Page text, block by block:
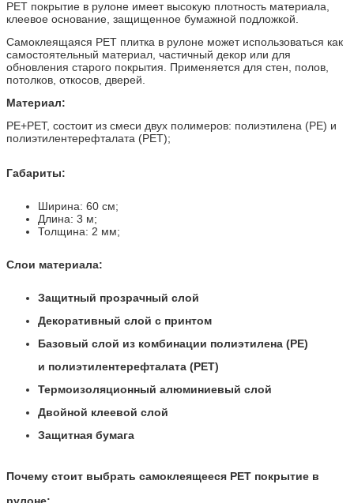
PET покрытие в рулоне имеет высокую плотность материала,
клеевое основание, защищенное бумажной подложкой.
Самоклеящаяся PET плитка в рулоне может использоваться как
самостоятельный материал, частичный декор или для
обновления старого покрытия. Применяется для стен, полов,
потолков, откосов, дверей.
Материал:
PE+PET, состоит из смеси двух полимеров: полиэтилена (PE) и
полиэтилентерефталата (PET);
Габариты:
Ширина: 60 см;
Длина: 3 м;
Толщина: 2 мм;
Слои материала:
Защитный прозрачный слой
Декоративный слой с принтом
Базовый слой из комбинации полиэтилена (PE)
и полиэтилентерефталата (PET)
Термоизоляционный алюминиевый слой
Двойной клеевой слой
Защитная бумага
Почему стоит выбрать самоклеящееся PET покрытие в